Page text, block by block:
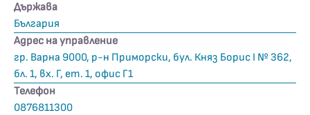
Държава
България
Адрес на управление
гр. Варна 9000, р-н Приморски, бул. Княз Борис I № 362,
бл. 1, вх. Г, ет. 1, офис Г1
Телефон
0876811300